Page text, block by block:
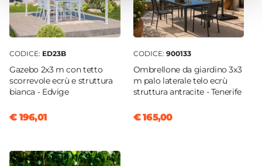
CODICE: ED23B
Gazebo 2x3 m con tetto
scorrevole ecrù e struttura
bianca - Edvige
€ 196,01
CODICE: 900133
Ombrellone da giardino 3x3
m palo laterale telo ecrù
struttura antracite - Tenerife
€ 165,00